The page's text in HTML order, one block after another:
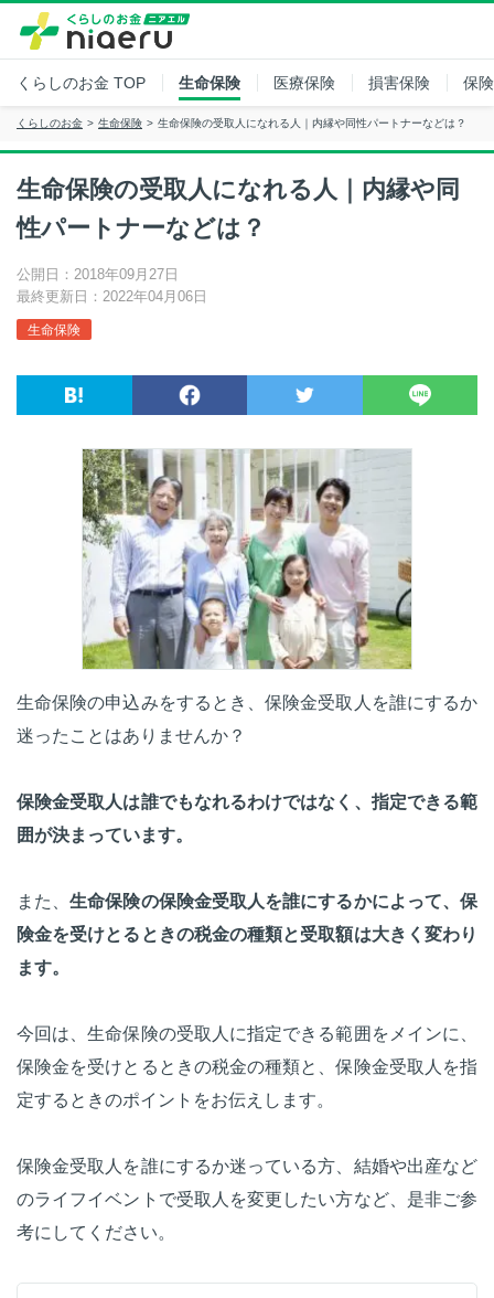
くらしのお金 TOP 生命保険 医療保険 損害保険 保
くらしのお金 生命保険 生命保険の受取人になれる人｜内縁や同性パートナーなどは？
生命保険の受取人になれる人｜内縁や同
性パートナーなどは？
公開日：2018年09月27日
最終更新日：2022年04月06日
生命保険
生命保険の申込みをするとき、保険金受取人を誰にするか
迷ったことはありませんか？
保険金受取人は誰でもなれるわけではなく、指定できる範
囲が決まっています。
また、生命保険の保険金受取人を誰にするかによって、保
険金を受けとるときの税金の種類と受取額は大きく変わり
ます。
今回は、生命保険の受取人に指定できる範囲をメインに、
保険金を受けとるときの税金の種類と、保険金受取人を指
定するときのポイントをお伝えします。
保険金受取人を誰にするか迷っている方、結婚や出産など
のライフイベントで受取人を変更したい方など、是非ご参
考にしてください。